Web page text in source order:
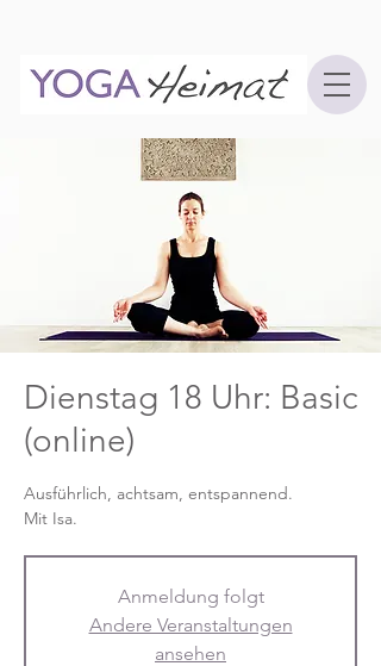
Dienstag 18 Uhr: Basic
(online)
Ausführlich, achtsam, entspannend.
Mit Isa.
Anmeldung folgt
Andere Veranstaltungen
ansehen